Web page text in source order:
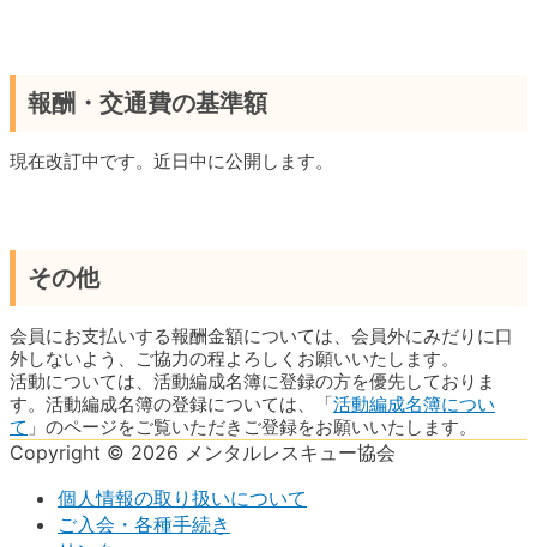
報酬・交通費の基準額
現在改訂中です。近日中に公開します。
その他
会員にお支払いする報酬金額については、会員外にみだりに口
外しないよう、ご協力の程よろしくお願いいたします。
活動については、活動編成名簿に登録の方を優先しておりま
す。活動編成名簿の登録については、「活動編成名簿につい
て 」のページをご覧いただきご登録をお願いいたします。
Copyright © 2026 メンタルレスキュー協会
個人情報の取り扱いについて
ご入会・各種手続き